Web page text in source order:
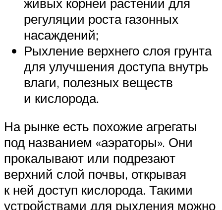
регуляции роста газонных
насаждений;
Рыхление верхнего слоя грунта
для улучшения доступа внутрь
влаги, полезных веществ
и кислорода.
На рынке есть похожие агрегаты
под названием «аэраторы». Они
прокалывают или подрезают
верхний слой почвы, открывая
к ней доступ кислорода. Такими
устройствами для рыхления можно